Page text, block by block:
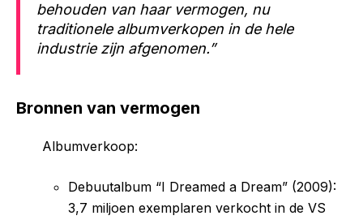
behouden van haar vermogen, nu
traditionele albumverkopen in de hele
industrie zijn afgenomen.”
Bronnen van vermogen
Albumverkoop:
Debuutalbum “I Dreamed a Dream” (2009):
3,7 miljoen exemplaren verkocht in de VS